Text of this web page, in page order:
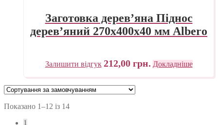
Заготовка дерев’яна Піднос
дерев’яний 270х400х40 мм Albero
Залишити відгук 212,00 грн. Докладніше
Показано 1–12 із 14
1